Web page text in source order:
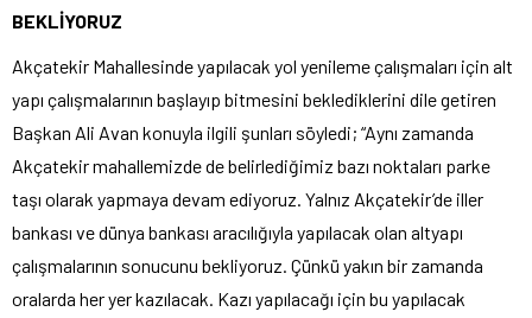
BEKLİYORUZ
Akçatekir Mahallesinde yapılacak yol yenileme çalışmaları için alt
yapı çalışmalarının başlayıp bitmesini beklediklerini dile getiren
Başkan Ali Avan konuyla ilgili şunları söyledi; “Aynı zamanda
Akçatekir mahallemizde de belirlediğimiz bazı noktaları parke
taşı olarak yapmaya devam ediyoruz. Yalnız Akçatekir’de iller
bankası ve dünya bankası aracılığıyla yapılacak olan altyapı
çalışmalarının sonucunu bekliyoruz. Çünkü yakın bir zamanda
oralarda her yer kazılacak. Kazı yapılacağı için bu yapılacak